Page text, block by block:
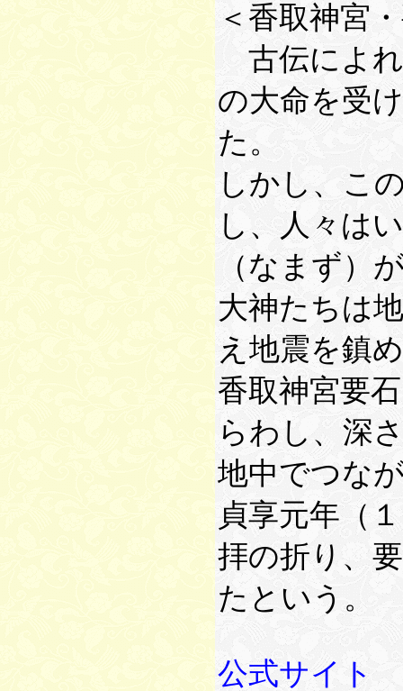
＜香取神宮
古伝によれ
の大命を受
た。
しかし、こ
し、人々は
（なまず）
大神たちは
え地震を鎮
香取神宮要
らわし、深
地中でつな
貞享元年（
拝の折り、
たという。
公式サイト